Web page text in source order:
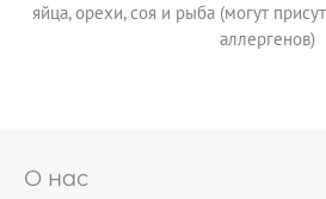
яйца, орехи, соя и рыба (могут
аллергенов)
О нас